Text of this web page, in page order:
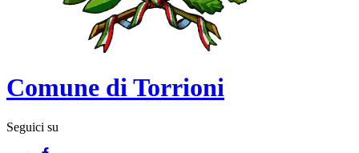
Comune di Torrioni
Seguici su